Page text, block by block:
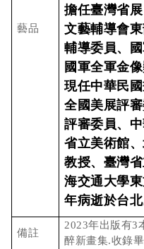
藝品
擔任臺灣省
文藝輔導會
輔導委員、
國軍全軍金
現任中華民
全國美展評
評審委員、
省立美術館
教授、臺灣
海交通大學東
年病逝於台北
備註
2023年出版有3
醉新畫集.收錄